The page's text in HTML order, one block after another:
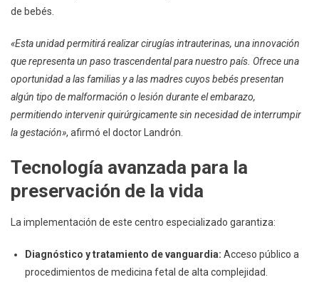
de bebés.
«Esta unidad permitirá realizar cirugías intrauterinas, una innovación
que representa un paso trascendental para nuestro país. Ofrece una
oportunidad a las familias y a las madres cuyos bebés presentan
algún tipo de malformación o lesión durante el embarazo,
permitiendo intervenir quirúrgicamente sin necesidad de interrumpir
la gestación», afirmó el doctor Landrón.
Tecnología avanzada para la
preservación de la vida
La implementación de este centro especializado garantiza:
Diagnóstico y tratamiento de vanguardia: Acceso público a
procedimientos de medicina fetal de alta complejidad.